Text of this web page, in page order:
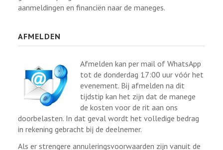
aanmeldingen en financiën naar de maneges.
AFMELDEN
Afmelden kan per mail of WhatsApp
tot de donderdag 17:00 uur vóór het
evenement. Bij afmelden na dit
tijdstip kan het zijn dat de manege
de kosten voor de rit aan ons
doorbelasten. In dat geval wordt het volledige bedrag
in rekening gebracht bij de deelnemer.
Als er strengere annuleringsvoorwaarden zijn vanuit de